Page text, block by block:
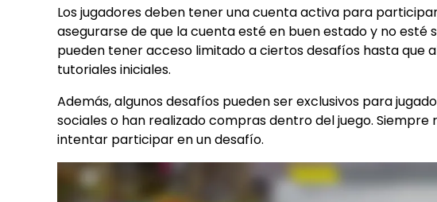
Los jugadores deben tener una cuenta activa para
asegurarse de que la cuenta esté en buen estado y no esté
pueden tener acceso limitado a ciertos desafíos hasta que
tutoriales iniciales.
Además, algunos desafíos pueden ser exclusivos para
sociales o han realizado compras dentro del juego. Siempre
intentar participar en un desafío.